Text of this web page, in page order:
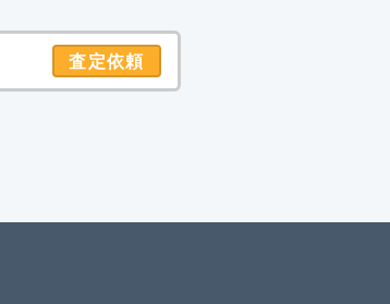
査定依頼